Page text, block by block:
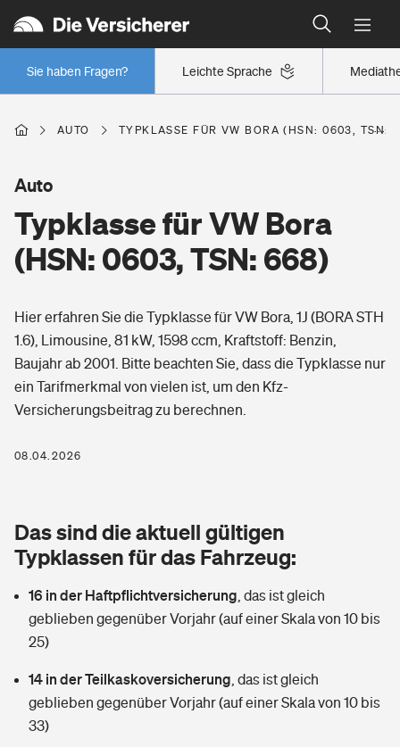
Leichte Sprache
Sie haben Fragen?
Wer versichert was: Jetzt Versicherer finden
Regionalklassen: So ist Ihre Region eingestuft
Wer versichert was: Jetzt Versicherer finden
Berufsunfähigkeitsversicherung
Erwerbsunfähigkeitsversicherung
Grundfähigkeitsversicherung
Arbeitsrechtsschutz
Berufshaftpflichtversicherung
Zur Übersicht
Tools
Wer versichert was: Jetzt Versicherer finden
Sie haben Fragen?
Wohnen
Glasversicherung
Mietkautionsversicherung
Restkreditversicherung
Zur Übersicht
Freizeit
Pri­vate Haft­pflicht­
Kinderunfall­ver­si­che­rung
Kinderinvalidität
Hundehalter-Haftpflicht
Gesundheit
Private Krankenversicherung
Dread-Disease-Versicherung
Tierkrankenversicherung
Zur Übersicht
Tools
AUTO TYPKLASSE FÜR VW BORA (HSN: 0603, TSN:
Typklasse für VW Bora
(HSN: 0603, TSN: 668)
Auto
Hier erfahren Sie die Typklasse für VW Bora, 1J (BORA STH
1.6), Limousine, 81 kW, 1598 ccm, Kraftstoff: Benzin,
Baujahr ab 2001. Bitte beachten Sie, dass die Typklasse nur
ein Tarifmerkmal von vielen ist, um den Kfz-
Versicherungsbeitrag zu berechnen.
08.04.2026
Das sind die aktuell gültigen
Typklassen für das Fahrzeug:
16 in der Haftpflichtversicherung das ist gleich
geblieben gegenüber Vorjahr (auf einer Skala von 10 bis
25)
14 in der Teilkaskoversicherung das ist gleich
geblieben gegenüber Vorjahr (auf einer Skala von 10 bis
33)